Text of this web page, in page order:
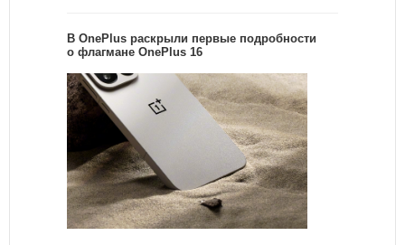
В OnePlus раскрыли первые подробности
о флагмане OnePlus 16